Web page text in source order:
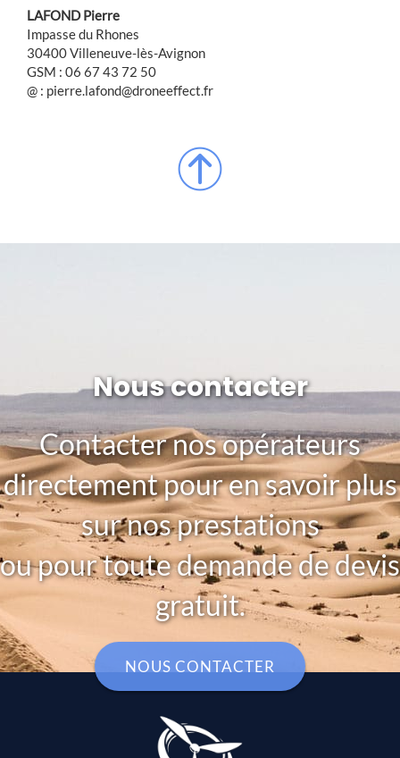
LAFOND Pierre
Impasse du Rhones
30400 Villeneuve-lès-Avignon
GSM : 06 67 43 72 50
@ : pierre.lafond@droneeffect.fr
Nous contacter
Contacter nos opérateurs
directement pour en savoir plus
sur nos prestations
ou pour toute demande de devis
gratuit.
NOUS CONTACTER